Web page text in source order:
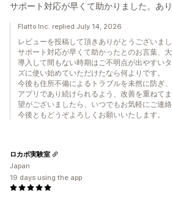
サポート対応が早くて助かりました。あ
Flatto Inc. replied July 14, 2026
レビューを投稿して頂きありがとうございまし
サポート対応が早くて助かったとのお言葉、大
導入して間もない時期はご不明点が出やすい
ズに使い始めていただけたなら何よりです。
今後も住所不備によるトラブルを未然に防ぎ
アプリであり続けられるよう、改善を重ねて
望がございましたら、いつでもお気軽にご連絡
今後ともどうぞよろしくお願いいたします。
ロカボ実験室
Japan
19 days using the app